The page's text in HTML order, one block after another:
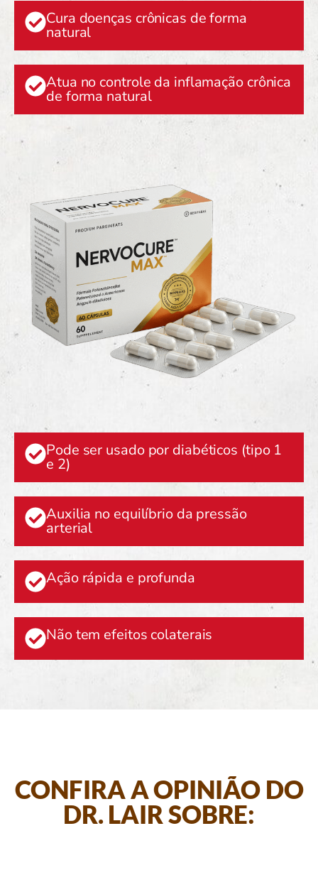
Cura doenças crônicas de forma
natural
Atua no controle da inflamação crônica
de forma natural
Pode ser usado por diabéticos (tipo 1
e 2)
Auxilia no equilíbrio da pressão
arterial
Ação rápida e profunda
Não tem efeitos colaterais
CONFIRA A OPINIÃO DO
DR. LAIR SOBRE: